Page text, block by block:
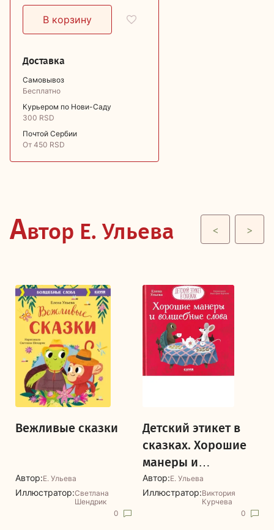
Доставка
Самовывоз
Бесплатно
Курьером по Нови-Саду
300 RSD
Почтой Сербии
От 450 RSD
Автор Е. Ульева < >
Вежливые сказки
Автор:Е. Ульева
Иллюстратор:Светлана
Шендрик
0
Детский этикет в
сказках. Хорошие
манеры и
волшебные слова
Автор:Е. Ульева
Иллюстратор:Виктория
Курчева
0